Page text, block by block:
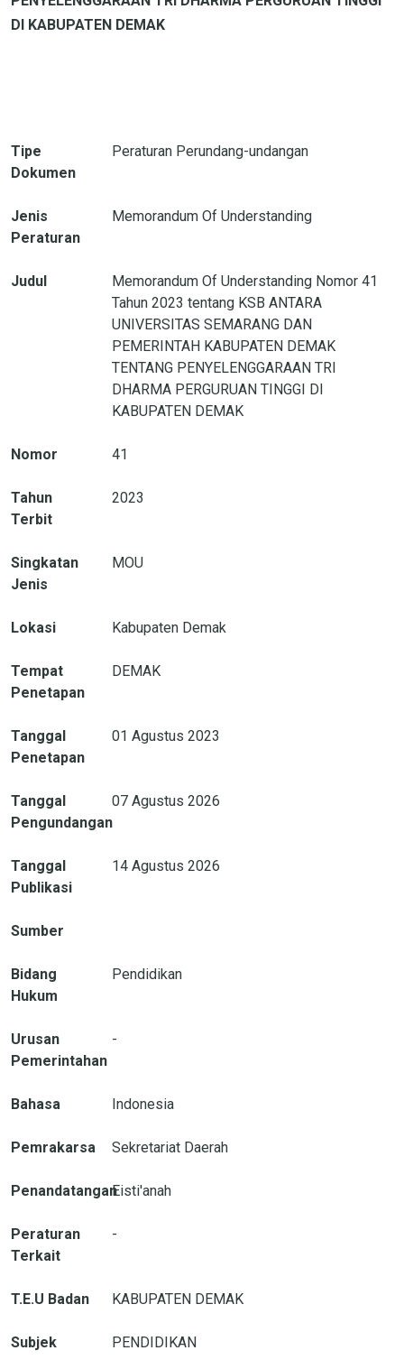
DI KABUPATEN DEMAK
Tipe
Dokumen
Peraturan Perundang-undangan
Jenis
Peraturan
Memorandum Of Understanding
Judul
Memorandum Of Understanding Nomor 41
Tahun 2023 tentang KSB ANTARA
UNIVERSITAS SEMARANG DAN
PEMERINTAH KABUPATEN DEMAK
TENTANG PENYELENGGARAAN TRI
DHARMA PERGURUAN TINGGI DI
KABUPATEN DEMAK
Nomor 41
Tahun
Terbit
2023
Singkatan
Jenis
MOU
Lokasi Kabupaten Demak
Tempat
Penetapan
DEMAK
Tanggal
Penetapan
01 Agustus 2023
Tanggal
Pengundangan
07 Agustus 2026
Tanggal
Publikasi
14 Agustus 2026
Sumber
Bidang
Hukum
Pendidikan
Urusan
Pemerintahan
-
Bahasa Indonesia
Pemrakarsa Sekretariat Daerah
PenandatanganEisti'anah
Peraturan
Terkait
-
T.E.U Badan KABUPATEN DEMAK
Subjek PENDIDIKAN